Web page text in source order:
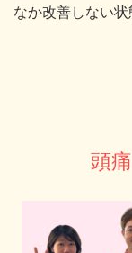
なか改善しない
頭